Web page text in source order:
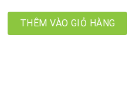
Type-C, Thunderbolt 3 to Mini
THÊM VÀO GIỎ HÀNG